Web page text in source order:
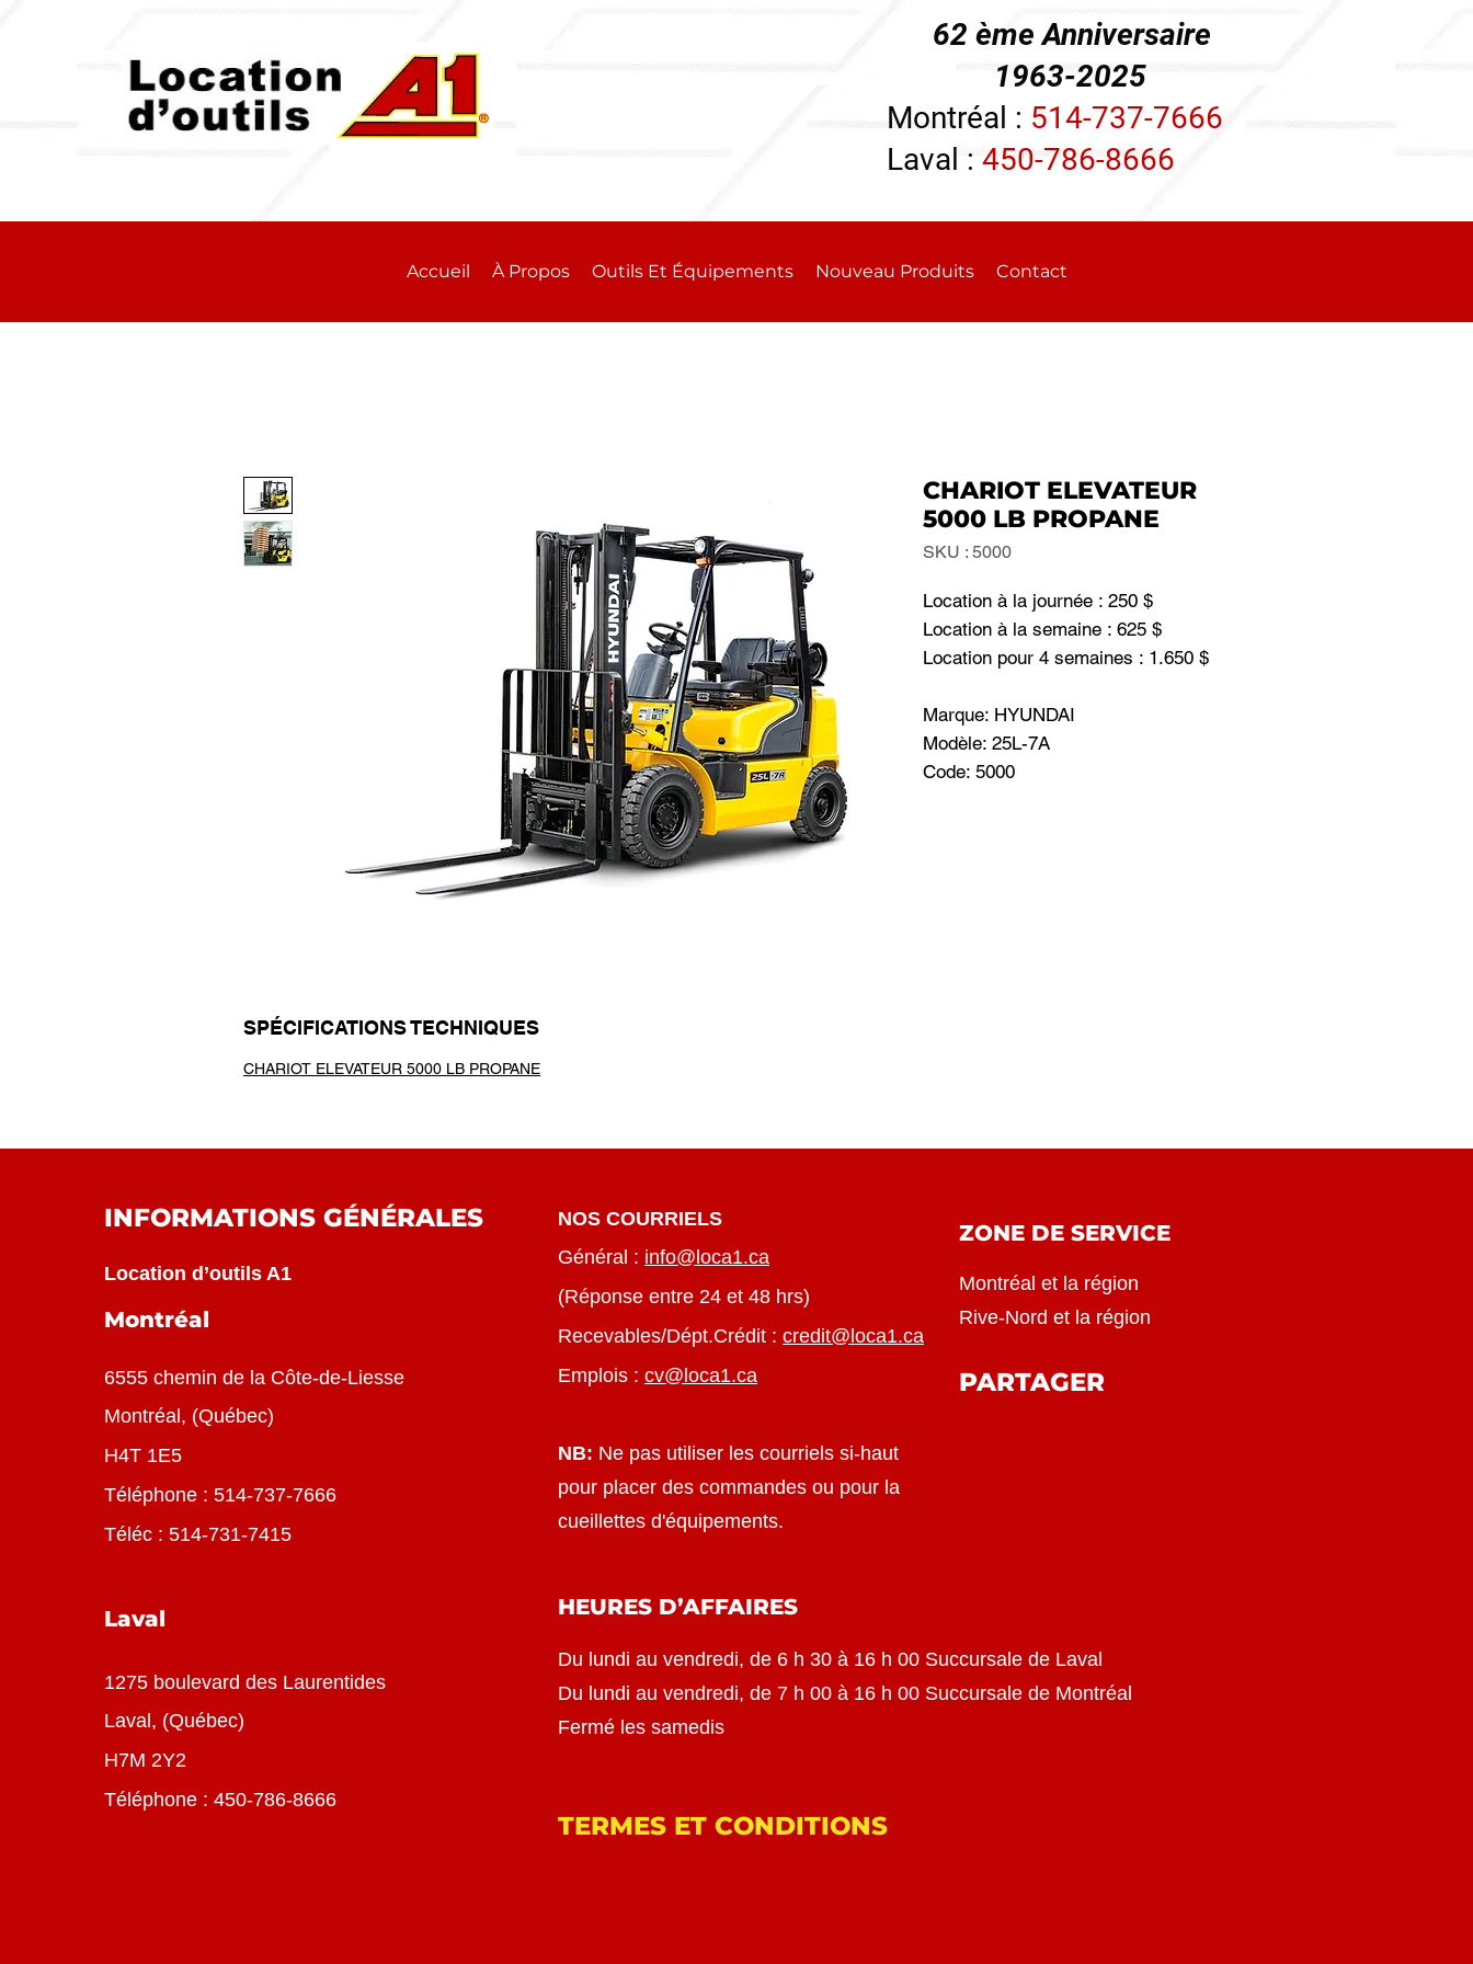
62 ème Anniversaire
1963-2025
Montréal : 514-737-7666
Laval : 450-786-8666
Accueil À Propos Outils Et Équipements Nouveau Produits Contact
CHARIOT ELEVATEUR
5000 LB PROPANE
SKU : 5000
Location à la journée : 250 $
Location à la semaine : 625 $
Location pour 4 semaines : 1.650 $
Marque: HYUNDAI
Modèle: 25L-7A
Code: 5000
SPÉCIFICATIONS TECHNIQUES
CHARIOT ELEVATEUR 5000 LB PROPANE
INFORMATIONS GÉNÉRALES
Location d’outils A1
Montréal
6555 chemin de la Côte-de-Liesse
Montréal , (Québec)
H4T 1E5
Téléphone : 514-737-7666
Téléc : 514-731-7415
Laval
1275 boulevard des Laurentides
Laval, (Québec)
H7M 2Y2
Téléphone : 450-786-8666
NOS COURRIELS
Général : info@loca1.ca
(Réponse entre 24 et 48 hrs)
Recevables/Dépt.Crédit : credit@loca1.ca
Emplois : cv@loca1.ca
NB: Ne pas utiliser les courriels si-haut
pour placer des commandes ou pour la
cueillettes d'équipements.
HEURES D’AFFAIRES
Du lundi au vendredi, de 6 h 30 à 16 h 00 Succursale de Laval
Du lundi au vendredi, de 7 h 00 à 16 h 00 Succursale de Montréal
Fermé les samedis
TERMES ET CONDITIONS
ZONE DE SERVICE
Montréal et la région
Rive-Nord et la région
PARTAGER